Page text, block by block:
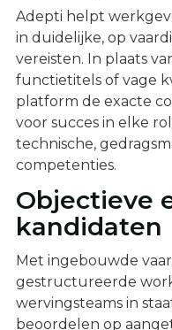
Adepti helpt
in duidelijke, op
vereisten. In plaats
functietitels of vage
platform de exacte
voor succes in elke
technische,
competenties.
Objectieve
kandidaten
Met ingebouwde
gestructureerde
wervingsteams in
beoordelen op